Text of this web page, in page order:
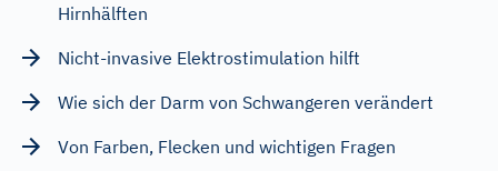
Hirnhälften
Nicht-invasive Elektrostimulation hilft
Wie sich der Darm von Schwangeren verändert
Von Farben, Flecken und wichtigen Fragen